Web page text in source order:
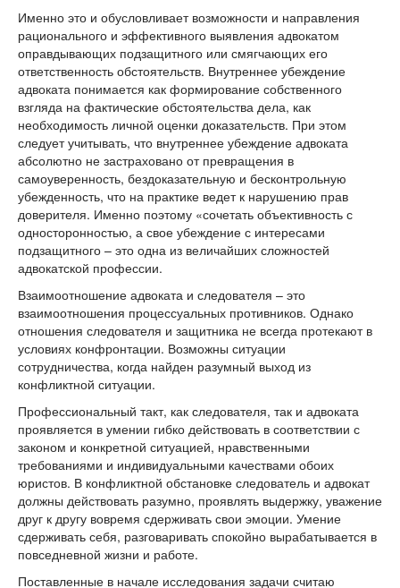
Именно это и обусловливает возможности и направления
рационального и эффективного выявления адвокатом
оправдывающих подзащитного или смягчающих его
ответственность обстоятельств. Внутреннее убеждение
адвоката понимается как формирование собственного
взгляда на фактические обстоятельства дела, как
необходимость личной оценки доказательств. При этом
следует учитывать, что внутреннее убеждение адвоката
абсолютно не застраховано от превращения в
самоуверенность, бездоказательную и бесконтрольную
убежденность, что на практике ведет к нарушению прав
доверителя. Именно поэтому «сочетать объективность с
односторонностью, а свое убеждение с интересами
подзащитного – это одна из величайших сложностей
адвокатской профессии.
Взаимоотношение адвоката и следователя – это
взаимоотношения процессуальных противников. Однако
отношения следователя и защитника не всегда протекают в
условиях конфронтации. Возможны ситуации
сотрудничества, когда найден разумный выход из
конфликтной ситуации.
Профессиональный такт, как следователя, так и адвоката
проявляется в умении гибко действовать в соответствии с
законом и конкретной ситуацией, нравственными
требованиями и индивидуальными качествами обоих
юристов. В конфликтной обстановке следователь и адвокат
должны действовать разумно, проявлять выдержку, уважение
друг к другу вовремя сдерживать свои эмоции. Умение
сдерживать себя, разговаривать спокойно вырабатывается в
повседневной жизни и работе.
Поставленные в начале исследования задачи считаю